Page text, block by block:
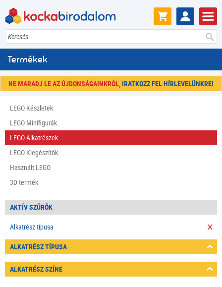
Keresés
Termékek
NE MARADJ LE AZ ÚJDONSÁGAINKRÓL, IRATKOZZ FEL HÍRLEVELÜNKRE!
LEGO Készletek
LEGO Minifigurák
LEGO Alkatrészek
LEGO Kiegészítők
Használt LEGO
3D termék
AKTÍV SZŰRŐK
Alkatrész típusa
ALKATRÉSZ TÍPUSA
ALKATRÉSZ SZÍNE